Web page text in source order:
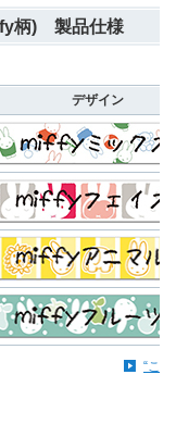
柄) 製品仕様
デザイン
“こ